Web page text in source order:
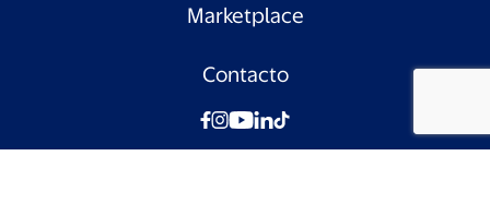
Marketplace
Contacto